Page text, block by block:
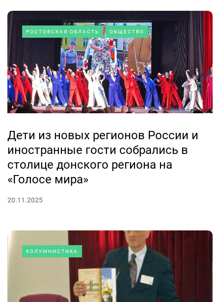
РОСТОВСКАЯ ОБЛАСТЬ ОБЩЕСТВО
Дети из новых регионов России и
иностранные гости собрались в
столице донского региона на
«Голосе мира»
20.11.2025
КОЛУМНИСТИКА